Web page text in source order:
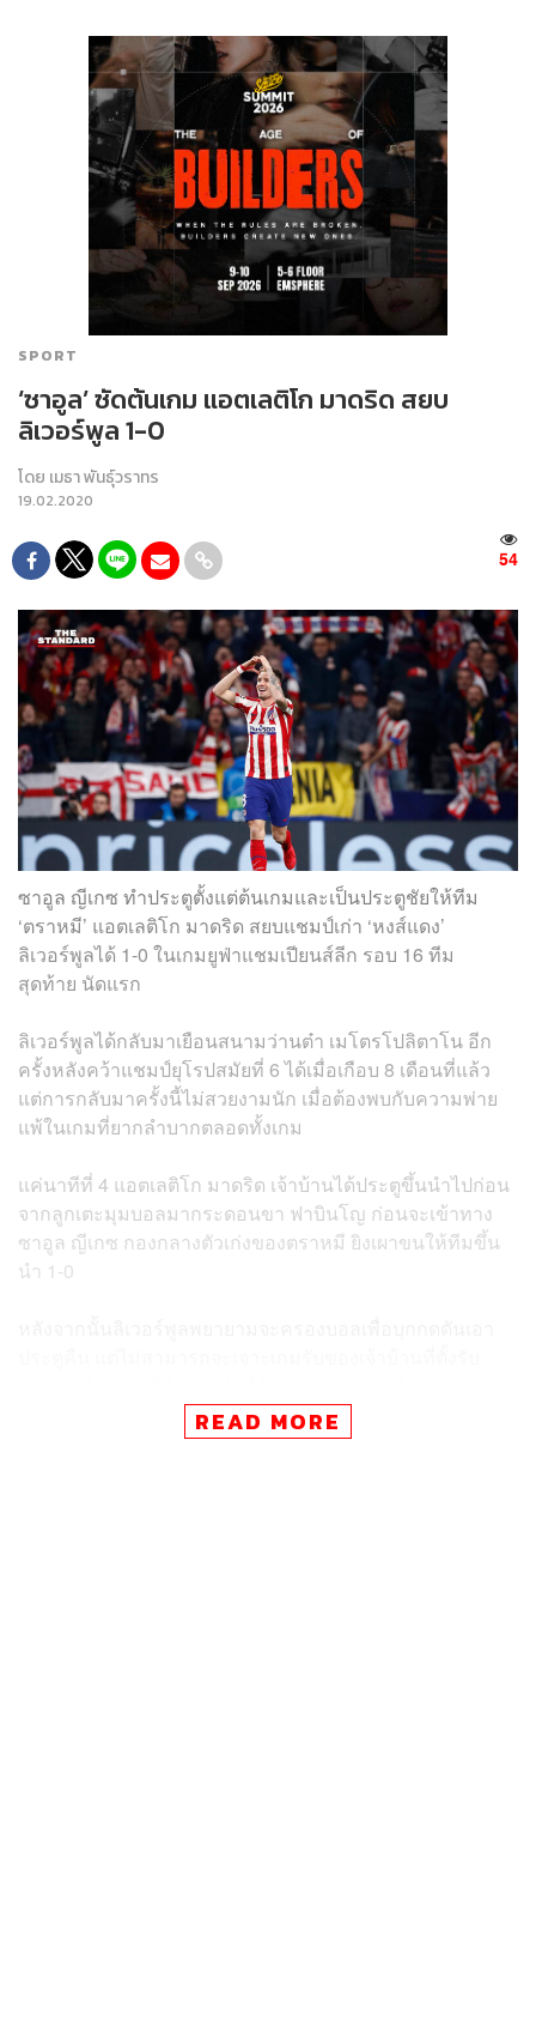
SPORT
‘ซาอูล’ ซัดต้นเกม แอตเลติโก มาดริด สยบ
ลิเวอร์พูล 1-0
โดย เมธา พันธุ์วราทร
19.02.2020
54
ซาอูล ญีเกซ ทำประตูตั้งแต่ต้นเกมและเป็นประตูชัยให้ทีม
‘ตราหมี’ แอตเลติโก มาดริด สยบแชมป์เก่า ‘หงส์แดง’
ลิเวอร์พูลได้ 1-0 ในเกมยูฟ่าแชมเปียนส์ลีก รอบ 16 ทีม
สุดท้าย นัดแรก
ลิเวอร์พูลได้กลับมาเยือนสนามว่านต๋า เมโตรโปลิตาโน อีก
ครั้งหลังคว้าแชมป์ยุโรปสมัยที่ 6 ได้เมื่อเกือบ 8 เดือนที่แล้ว
แต่การกลับมาครั้งนี้ไม่สวยงามนัก เมื่อต้องพบกับความพ่าย
แพ้ในเกมที่ยากลำบากตลอดทั้งเกม
แค่นาทีที่ 4 แอตเลติโก มาดริด เจ้าบ้านได้ประตูขึ้นนำไปก่อน
จากลูกเตะมุมบอลมากระดอนขา ฟาบินโญ ก่อนจะเข้าทาง
ซาอูล ญีเกซ กองกลางตัวเก่งของตราหมี ยิงเผาขนให้ทีมขึ้น
นำ 1-0
เข้ากรอบได้แม้แต่ครั้งเดียว และยังเจอข่าวร้ายเมื่อ จอร์แดน
เฮนเดอร์สัน กัปตันทีม มีอาการบาดเจ็บจนต้องถูกเปลี่ยนตัว
READ MORE